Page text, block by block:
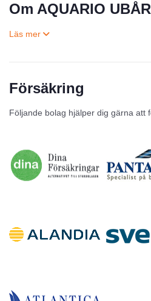
Om AQUARIO
Försäkring
Följande bolag hjälper dig gärna att